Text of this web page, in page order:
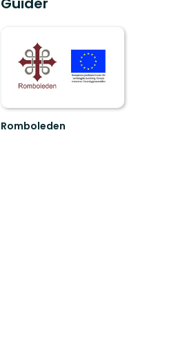
Romboleden